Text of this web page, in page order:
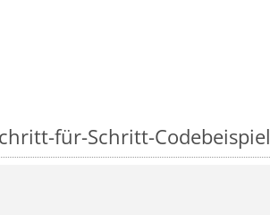
für-Schritt-Codebeispiel